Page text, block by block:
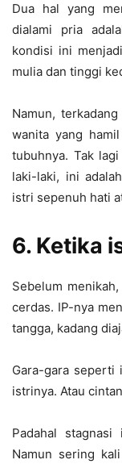
Dua hal yang
dialami pria
kondisi ini
mulia dan tinggi
Namun,
wanita yang
tubuhnya. Tak
laki-laki, ini
istri sepenuh hati
6. Ketika
Sebelum
cerdas. IP-nya
tangga, kadang
Gara-gara seperti
istrinya. Atau
Padahal
Namun sering